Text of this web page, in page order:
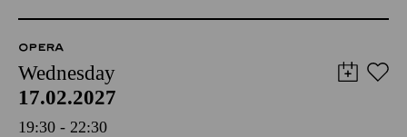
OPERA
Wednesday
17.02.2027
19:30 - 22:30